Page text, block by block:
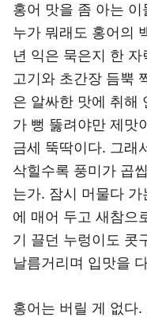
홍어 맛을 좀 아는 이
누가 뭐래도 홍어의
년 익은 묵은지 한
고기와 초간장 듬뿍
은 알싸한 맛에 취해
가 뻥 뚫려야만 제맛
금세 뚝딱이다. 그래
삭힐수록 풍미가 곱
는가. 잠시 머물다
에 매어 두고 새참으
기 끌던 누렁이도 콧
날름거리며 입맛을
홍어는 버릴 게 없다